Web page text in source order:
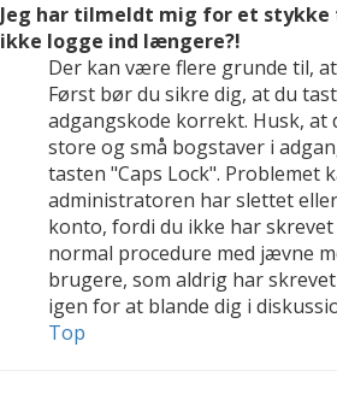
Jeg har tilmeldt mig for et stykke
ikke logge ind længere?!
Der kan være flere grunde til,
Først bør du sikre dig, at du
adgangskode korrekt. Husk, at
store og små bogstaver i
tasten "Caps Lock". Problemet
administratoren har slettet
konto, fordi du ikke har
normal procedure med jævne
brugere, som aldrig har
igen for at blande dig i
Top